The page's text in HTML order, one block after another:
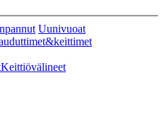
Uunivuoat
Keittiövälineet